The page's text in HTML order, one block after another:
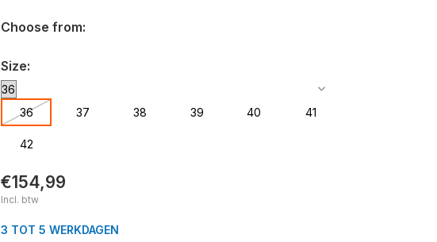
Choose from:
Size:
36 37 38 39 40 41
42
€154,99
Incl. btw
3 TOT 5 WERKDAGEN